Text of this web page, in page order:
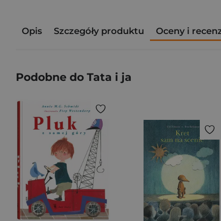
Opis Szczegóły produktu Oceny i
Podobne do Tata i ja